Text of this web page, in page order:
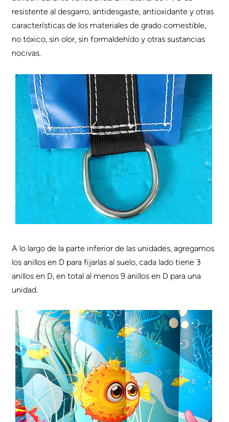
resistente al desgarro, antidesgaste, antioxidante y otras
características de los materiales de grado comestible,
no tóxico, sin olor, sin formaldehído y otras sustancias
nocivas.
A lo largo de la parte inferior de las unidades, agregamos
los anillos en D para fijarlas al suelo, cada lado tiene 3
anillos en D, en total al menos 9 anillos en D para una
unidad.